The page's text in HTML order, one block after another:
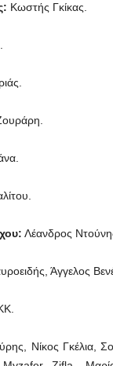
Κωστής Γκίκας.
Λέανδρος
Άγγελος
Νίκος Γκέλια,